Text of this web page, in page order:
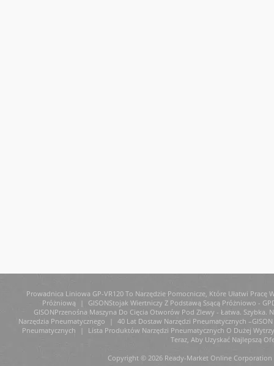
Prowadnica Liniowa GP-VR120 To Narzędzie Pomocnicze, Które Ułatwi Pracę
Próżniową
|
GISONStojak Wiertniczy Z Podstawą Ssącą Próżniowo -
GISONPrzenośna Maszyna Do Cięcia Otworów Pod Zlewy - Łatwa. Szybka.
Narzędzia Pneumatycznego
| 40 Lat Dostaw Narzędzi Pneumatycznych
Pneumatycznych
|
Lista Produktów Narzędzi Pneumatycznych O Dużej
Teraz, Aby Uzyskać Najlepszą
Copyright © 2026 Ready-Market Online